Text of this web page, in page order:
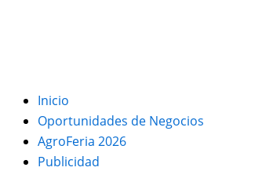
Inicio
Oportunidades de Negocios
AgroFeria 2026
Publicidad